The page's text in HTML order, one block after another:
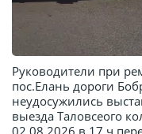
Руководители при
пос.Елань дороги
неудосужились
выезда Таловсеого
02.08.2026 в